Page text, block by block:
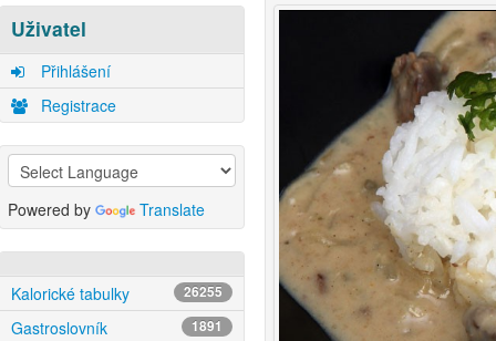
Uživatel
Přihlášení
Registrace
Powered by Translate
Kalorické tabulky 26255
Gastroslovník 1891